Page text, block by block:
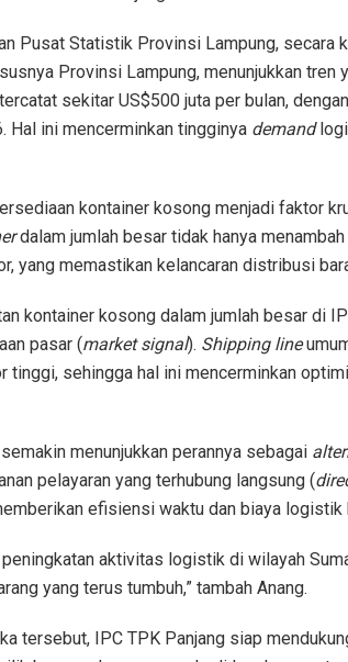
Pusat Statistik Provinsi Lampung, secara
Provinsi Lampung, menunjukkan tren
sekitar US$500 juta per bulan,
Hal ini mencerminkan tingginya demand
kontainer kosong menjadi faktor
dalam jumlah besar tidak hanya
yang memastikan kelancaran distribusi
kontainer kosong dalam jumlah besar di
pasar (market signal). Shipping line
tinggi, sehingga hal ini mencerminkan
menunjukkan perannya sebagai
pelayaran yang terhubung langsung (
efisiensi waktu dan biaya logistik
peningkatan aktivitas logistik di wilayah
yang terus tumbuh,” tambah Anang.
tersebut, IPC TPK Panjang siap